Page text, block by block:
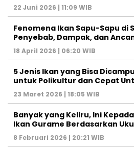
22 Juni 2026 | 11:09 WIB
Fenomena Ikan Sapu-Sapu di
Penyebab, Dampak, dan
18 April 2026 | 06:20 WIB
5 Jenis Ikan yang Bisa
untuk Polikultur dan Cepat
23 Maret 2026 | 18:05 WIB
Banyak yang Keliru, Ini
Ikan Gurame Berdasarkan
8 Februari 2026 | 20:21 WIB